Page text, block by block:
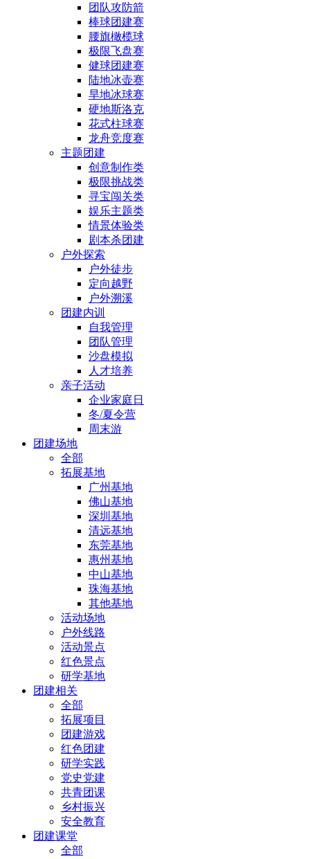
团队攻防箭
棒球团建赛
腰旗橄榄球
极限飞盘赛
健球团建赛
陆地冰壶赛
旱地冰球赛
硬地斯洛克
花式柱球赛
龙舟竞度赛
主题团建
创意制作类
极限挑战类
寻宝闯关类
娱乐主题类
情景体验类
剧本杀团建
户外探索
户外徒步
定向越野
户外溯溪
团建内训
自我管理
团队管理
沙盘模拟
人才培养
亲子活动
企业家庭日
冬/夏令营
周末游
团建场地
全部
拓展基地
广州基地
佛山基地
深圳基地
清远基地
东莞基地
惠州基地
中山基地
珠海基地
其他基地
活动场地
户外线路
活动景点
红色景点
研学基地
团建相关
全部
拓展项目
团建游戏
红色团建
研学实践
党史党建
共青团课
乡村振兴
安全教育
团建课堂
全部